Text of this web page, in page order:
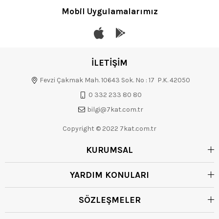
Mobil Uygulamalarımız
İLETİŞİM
Fevzi Çakmak Mah. 10643 Sok. No : 17 P.K. 42050
0 332 233 80 80
bilgi@7kat.com.tr
Copyright © 2022 7kat.com.tr
KURUMSAL
YARDIM KONULARI
SÖZLEŞMELER